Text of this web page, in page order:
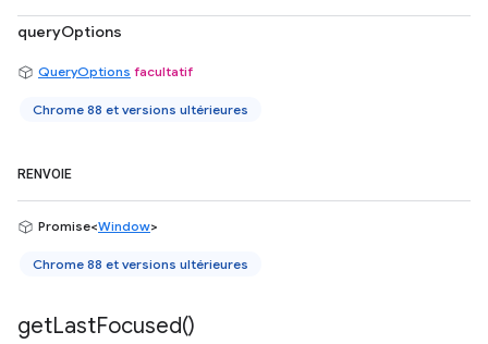
queryOptions
QueryOptions facultatif
Chrome 88 et versions ultérieures
RENVOIE
Promise<Window>
Chrome 88 et versions ultérieures
getLastFocused()